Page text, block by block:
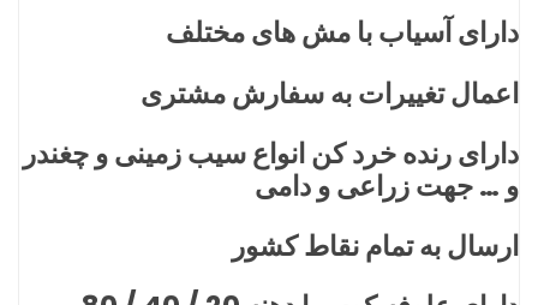
دارای آسیاب با مش های مختلف
اعمال تغییرات به سفارش مشتری
دارای رنده خرد کن انواع سیب زمینی و چغندر
و … جهت زراعی و دامی
ارسال به تمام نقاط کشور